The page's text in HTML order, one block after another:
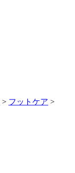
> フットケア >